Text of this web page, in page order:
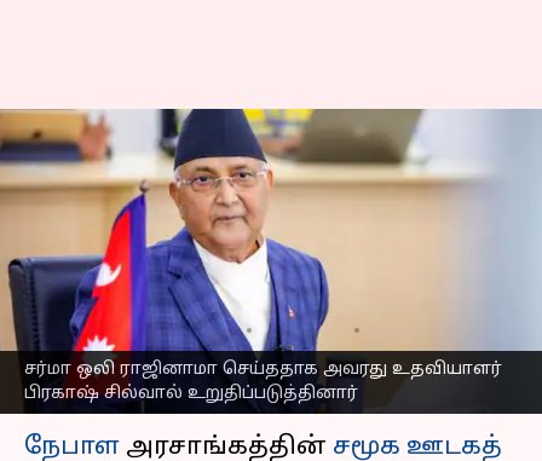
சர்மா ஒலி ராஜினாமா செய்ததாக அவரது உதவியாளர்
பிரகாஷ் சில்வால் உறுதிப்படுத்தினார்
நேபாள இராணுவத்
தலைவர் பதவி
விலகுமாறு கேட்டுக்
கொண்டதையடுத்து
பிரதமர் ஒலி ராஜினாமா
எழுதியவர் Venkatalakshmi V Sep 09, 2025
செய்தி முன்னோட்டம்
நேபாள அரசாங்கத்தின் சமூக ஊடகத்